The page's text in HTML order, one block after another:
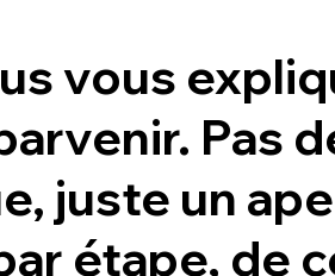
vous
Pas
juste un
étape, de